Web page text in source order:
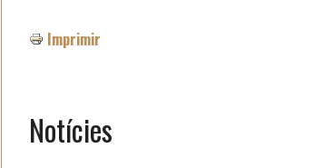
Imprimir
Notícies